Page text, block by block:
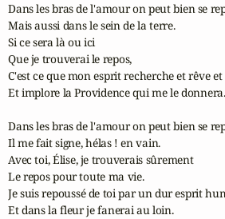
Dans les bras de l'amour on peut bien se
Mais aussi dans le sein de la terre.
Si ce sera là ou ici
Que je trouverai le repos,
C'est ce que mon esprit recherche et rêve et
Et implore la Providence qui me le donnera.
Dans les bras de l'amour on peut bien se
Il me fait signe, hélas ! en vain.
Avec toi, Élise, je trouverais sûrement
Le repos pour toute ma vie.
Je suis repoussé de toi par un dur esprit
Et dans la fleur je fanerai au loin.